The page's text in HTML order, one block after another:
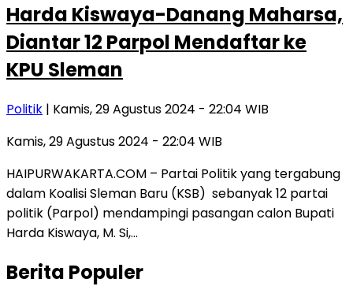
Harda Kiswaya-Danang Maharsa,
Diantar 12 Parpol Mendaftar ke
KPU Sleman
Politik | Kamis, 29 Agustus 2024 - 22:04 WIB
Kamis, 29 Agustus 2024 - 22:04 WIB
HAIPURWAKARTA.COM – Partai Politik yang tergabung
dalam Koalisi Sleman Baru (KSB) sebanyak 12 partai
politik (Parpol) mendampingi pasangan calon Bupati
Harda Kiswaya, M. Si,…
Berita Populer